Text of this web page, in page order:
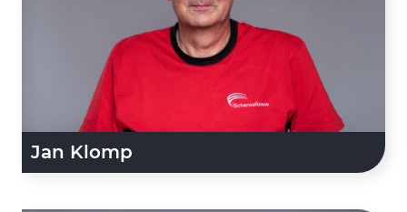
Jan Klomp